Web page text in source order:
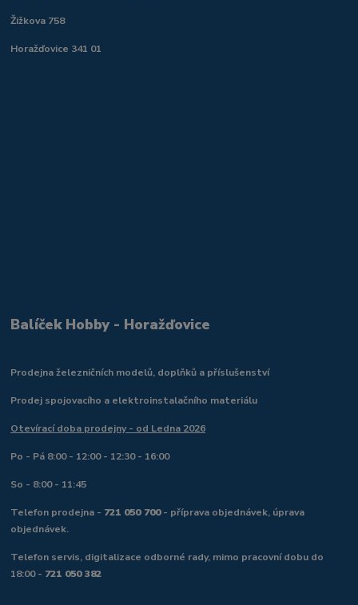
Žižkova 758
Horažďovice 341 01
Balíček Hobby - Horažďovice
Prodejna železničních modelů, doplňků a příslušenství
Prodej spojovacího a elektroinstalačního materiálu
Otevírací doba prodejny - od Ledna 2026
Po - Pá 8:00 - 12:00 - 12:30 - 16:00
So - 8:00 - 11:45
Telefon prodejna - 721 050 700- příprava objednávek, úprava
objednávek.
Telefon servis, digitalizace odborné rady, mimo pracovní dobu do
18:00 - 721 050 382